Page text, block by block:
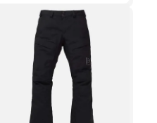
014 メンズ 男性 25-26